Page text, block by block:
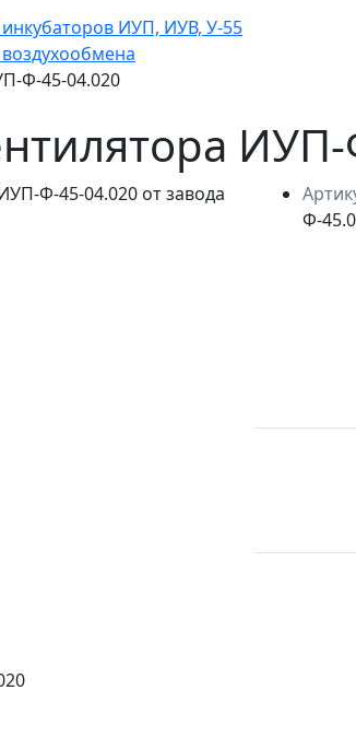
инкубаторов ИУП, ИУВ, У-55
Ф-45-04.020
Ф-